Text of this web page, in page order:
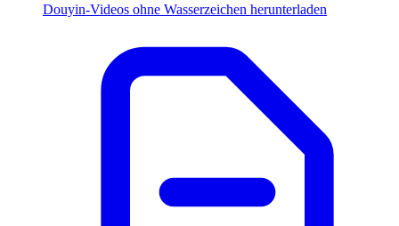
Douyin-Videos ohne Wasserzeichen herunterladen